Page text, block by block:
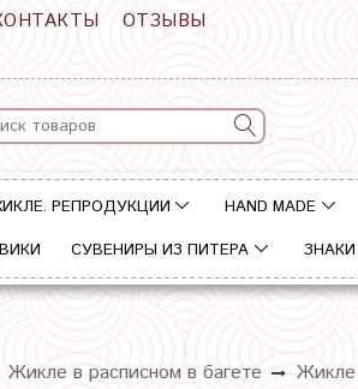
ОТЗЫВЫ
РЕПРОДУКЦИИ HAND MADE
СУВЕНИРЫ ИЗ ПИТЕРА
Жикле в расписном в багете Жикле